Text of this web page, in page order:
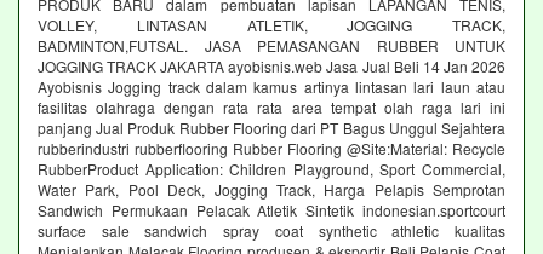
PRODUK BARU dalam pembuatan lapisan LAPANGAN TENIS,
VOLLEY, LINTASAN ATLETIK, JOGGING TRACK,
BADMINTON,FUTSAL. JASA PEMASANGAN RUBBER UNTUK
JOGGING TRACK JAKARTA ayobisnis.web Jasa Jual Beli 14 Jan 2026
Ayobisnis Jogging track dalam kamus artinya lintasan lari laun atau
fasilitas olahraga dengan rata rata area tempat olah raga lari ini
panjang Jual Produk Rubber Flooring dari PT Bagus Unggul Sejahtera
rubberindustri rubberflooring Rubber Flooring @Site:Material: Recycle
RubberProduct Application: Children Playground, Sport Commercial,
Water Park, Pool Deck, Jogging Track, Harga Pelapis Semprotan
Sandwich Permukaan Pelacak Atletik Sintetik indonesian.sportcourt
surface sale sandwich spray coat synthetic athletic kualitas